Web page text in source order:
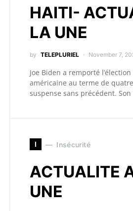
HAITI-
LA UNE
by TELEPLURIEL November 7,
Joe Biden a remporté
américaine au terme de
suspense sans précédent.
I Insécurité
ACTUALITE
UNE